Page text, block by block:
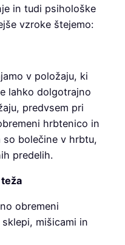
in tudi psihološke
vzroke štejemo:
v položaju, ki
lahko dolgotrajno
predvsem pri
hrbtenico in
bolečine v hrbtu,
predelih.
obremeni
mišicami in